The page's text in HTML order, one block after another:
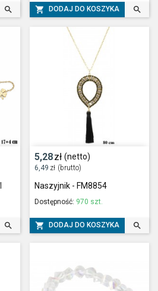
  DODAJ DO KOSZYKA 

5,28zł (netto)
6,49 zł (brutto)
Naszyjnik - FM8854
Dostępność: 970 szt.
 DODAJ DO KOSZYKA 